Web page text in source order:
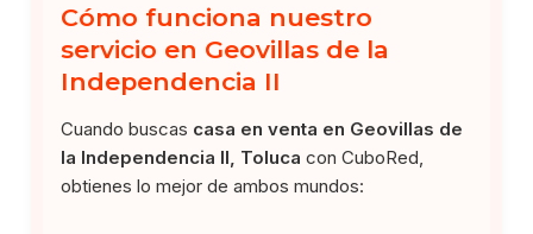
Cómo funciona nuestro
servicio en Geovillas de la
Independencia II
Cuando buscas casa en venta en Geovillas de
la Independencia II, Toluca con CuboRed,
obtienes lo mejor de ambos mundos: